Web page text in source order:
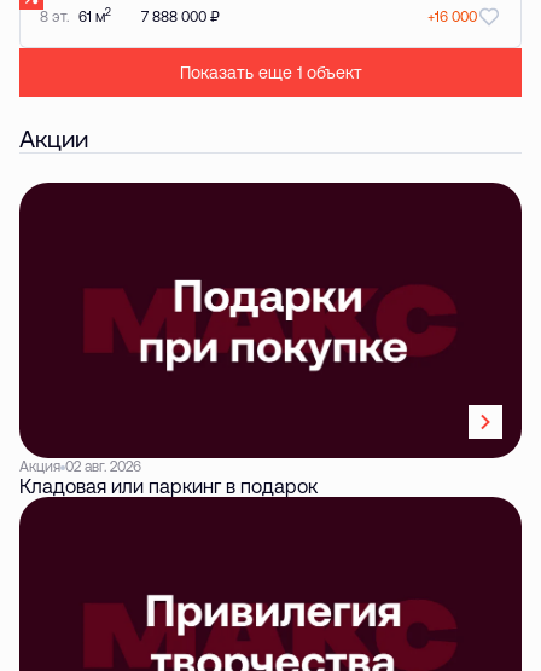
8 эт. 61 м2 7 888 000 ₽ +16 000
Показать еще 1 объект
Акции
Акция 02 авг. 2026
Кладовая или паркинг в подарок